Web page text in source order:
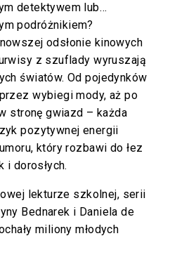
detektywem lub…
podróżnikiem?
odsłonie kinowych
z szuflady wyruszają
światów. Od pojedynków
wybiegi mody, aż po
stronę gwiazd – każda
pozytywnej energii
który rozbawi do łez
i dorosłych.
lekturze szkolnej, serii
Bednarek i Daniela de
miliony młodych